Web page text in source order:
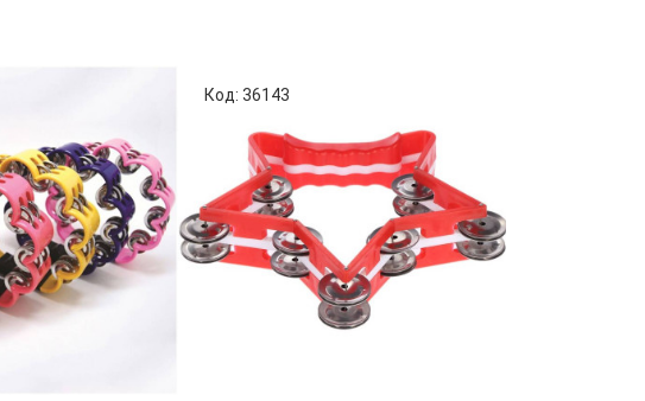
Код: 36143